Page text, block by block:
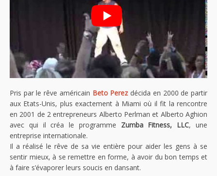
Pris par le rêve américain Beto Perezdécida en 2000 de partir
aux Etats-Unis, plus exactement à Miami où il fit la rencontre
en 2001 de 2 entrepreneurs Alberto Perlman et Alberto Aghion
avec qui il créa le programme Zumba Fitness, LLC, une
entreprise internationale.
Il a réalisé le rêve de sa vie entière pour aider les gens à se
sentir mieux, à se remettre en forme, à avoir du bon temps et
à faire s’évaporer leurs soucis en dansant.